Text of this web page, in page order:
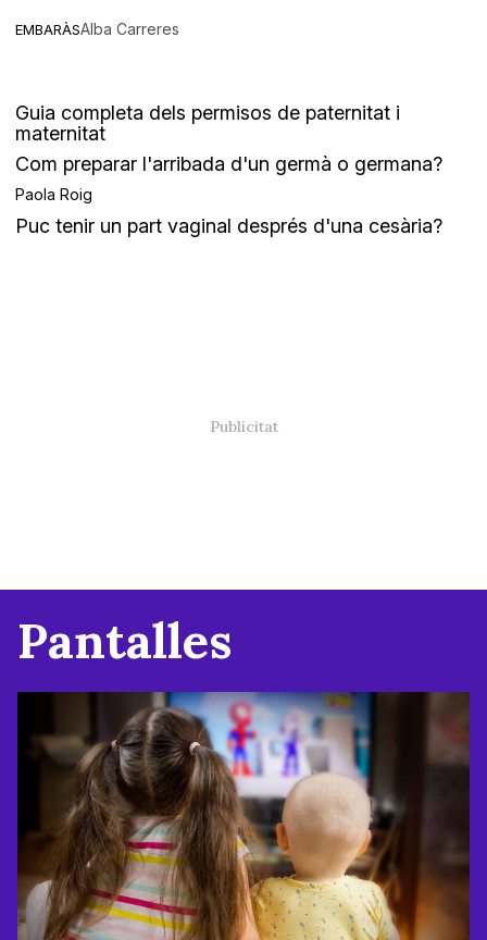
EMBARÀSAlba Carreres
Guia completa dels permisos de paternitat i
maternitat
Com preparar l'arribada d'un germà o germana?
Paola Roig
Puc tenir un part vaginal després d'una cesària?
Pantalles